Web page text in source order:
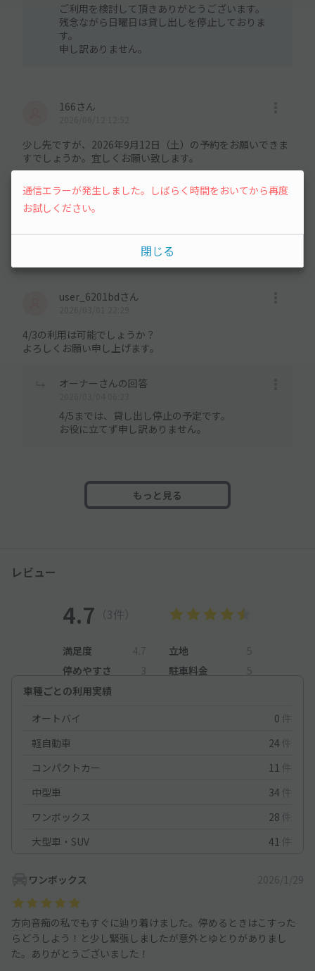
ご利用を検討して頂きありがとうございます。
残念ながら日曜日は貸し出しを停止しておりま
す。
申し訳ありません。
166さん
少し先ですが、2026年9月12日（土）の予約をお願いできま
すでしょうか。宜しくお願い致します。
オーナーさんの回答
2026/06/12 14:55
ご予約をお願いします。
user_6201bdさん
4/3の利用は可能でしょうか？
よろしくお願い申し上げます。
オーナーさんの回答
4/5までは、貸し出し停止の予定です。
お役に立てず申し訳ありません。
もっと見る
レビュー
4.7 （3件）
満足度 4.7 立地
5
停めやすさ
3 駐車料金
5
車種ごとの利用実績
オートバイ
0 件
軽自動車
24 件
コンパクトカー
11 件
中型車
34 件
ワンボックス
28 件
大型車・SUV
41 件
ワンボックス 2026/1/29
方向音痴の私でもすぐに辿り着けました。停めるときはこすった
らどうしよう！と少し緊張しましたが意外とゆとりがありまし
た。ありがとうございました！
通信エラーが発生しました。しばらく時間をおいてから再度
お試しください。
閉じる